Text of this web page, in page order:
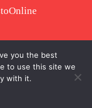
you the best
to use this site we
with it.